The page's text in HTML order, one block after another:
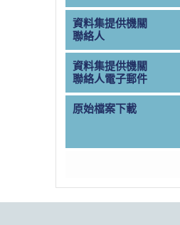
資料集提供機關
聯絡人
資料集提供機關
聯絡人電子郵件
原始檔案下載